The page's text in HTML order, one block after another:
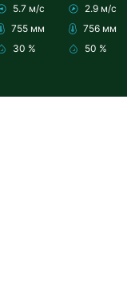
5.7 м/с
755 мм
30 %
2.9 м/с
756 мм
50 %